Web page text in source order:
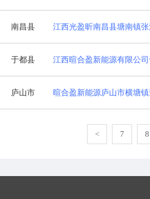
南昌县
于都县
庐山市
< 7 8